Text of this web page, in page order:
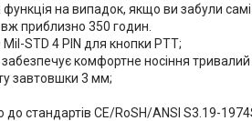
на випадок, якщо ви забули
приблизно 350 годин.
STD 4 PIN для кнопки PTT;
комфортне носіння тривалий
завтовшки 3 мм;
до стандартів CE/RoSH/ANSI S3.19-